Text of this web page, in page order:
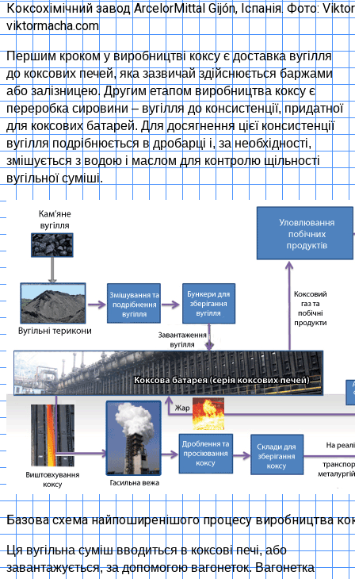
Коксохімічний завод ArcelorMittal Gijón, Іспанія. Фото:
viktormacha.com
Першим кроком у виробництві коксу є доставка вугілля
до коксових печей, яка зазвичай здійснюється баржами
або залізницею. Другим етапом виробництва коксу є
переробка сировини – вугілля до консистенції, придатної
для коксових батарей. Для досягнення цієї консистенції
вугілля подрібнюється в дробарці і, за необхідності,
змішується з водою і маслом для контролю щільності
вугільної суміші.
Базова схема найпоширенішого процесу виробництва
Ця вугільна суміш вводиться в коксові печі, або
завантажується, за допомогою вагонеток. Вагонетка